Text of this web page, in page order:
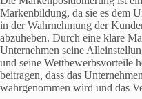
Markenbildung, da sie es dem
in der Wahrnehmung der
abzuheben. Durch eine klare
Unternehmen seine
und seine Wettbewerbsvorteile
beitragen, dass das
wahrgenommen wird und das